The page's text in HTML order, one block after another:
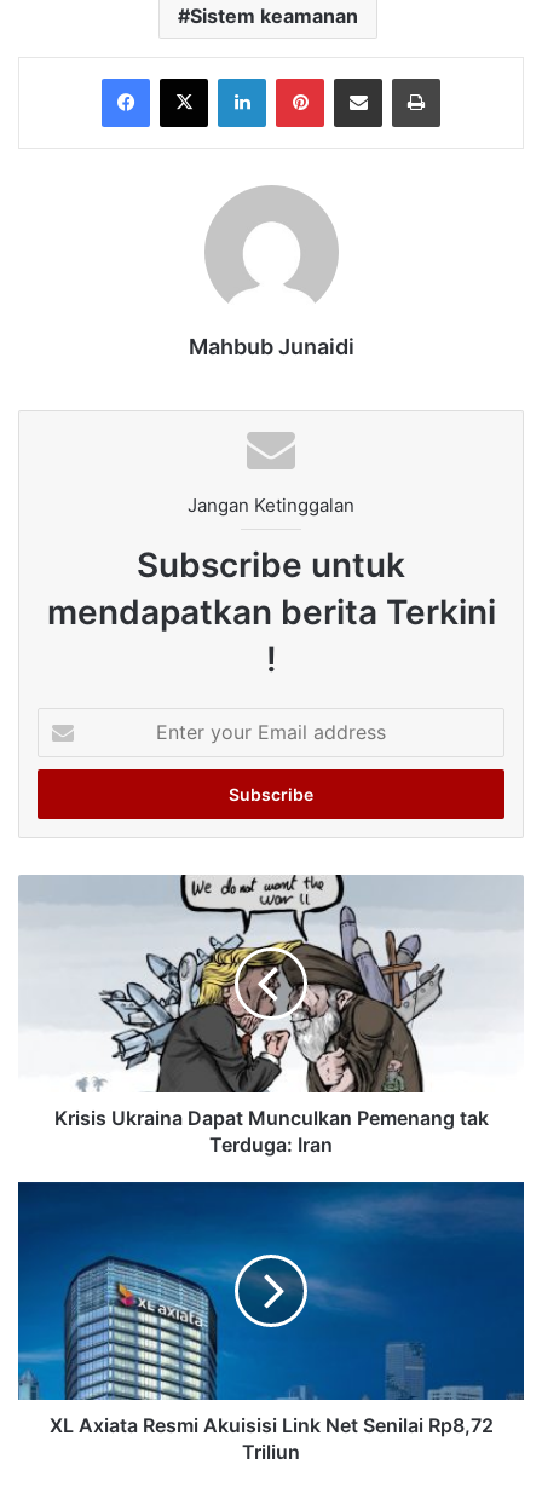
Sistem keamanan
Facebook
X LinkedInPinterestShare via Email Print
Mahbub Junaidi
Jangan Ketinggalan
Subscribe untuk
mendapatkan berita Terkini
!
your
Email
Krisis Ukraina Dapat Munculkan Pemenang tak
Terduga: Iran
XL Axiata Resmi Akuisisi Link Net Senilai Rp8,72
Triliun